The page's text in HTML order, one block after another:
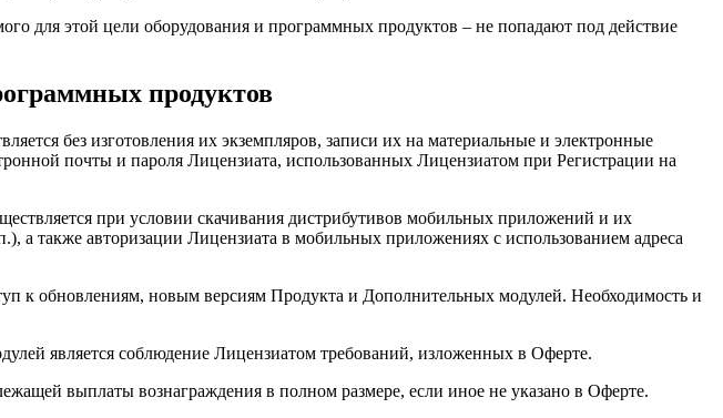
для этой цели оборудования и программных продуктов – не попадают под действие
продуктов
без изготовления их экземпляров, записи их на материальные и электронные
почты и пароля Лицензиата, использованных Лицензиатом при Регистрации на
при условии скачивания дистрибутивов мобильных приложений и их
также авторизации Лицензиата в мобильных приложениях с использованием адреса
к обновлениям, новым версиям Продукта и Дополнительных модулей. Необходимость и
является соблюдение Лицензиатом требований, изложенных в Оферте.
выплаты вознаграждения в полном размере, если иное не указано в Оферте.